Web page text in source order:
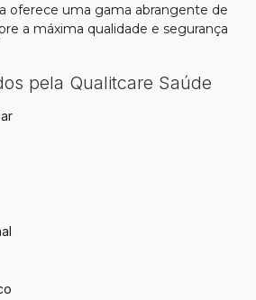
oferece uma gama abrangente de
a máxima qualidade e segurança
pela Qualitcare Saúde